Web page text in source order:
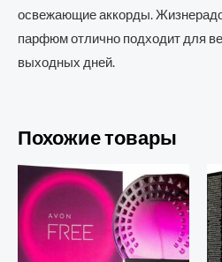
освежающие аккорды.
парфюм отлично подходит для
выходных дней.
Похожие товары